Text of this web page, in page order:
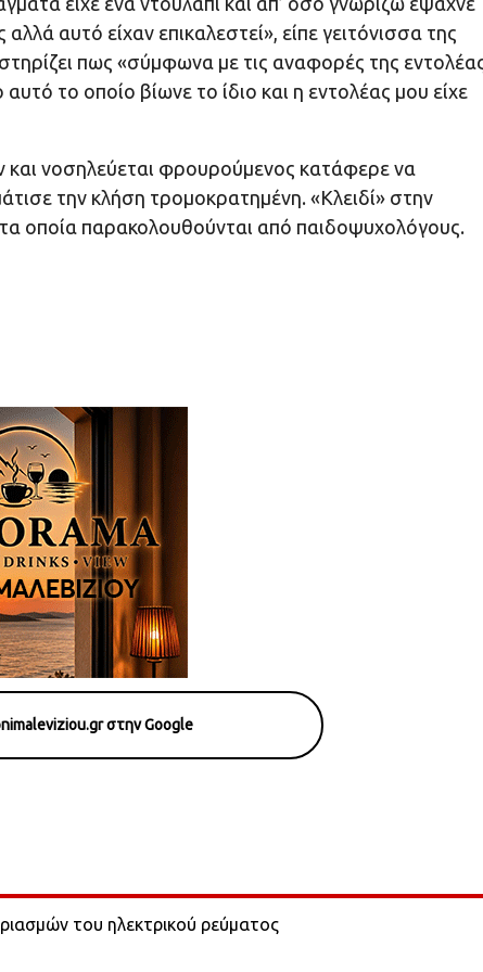
αυτό είχαν επικαλεστεί», είπε γειτόνισσα της
πως «σύμφωνα με τις αναφορές της
το οποίο βίωνε το ίδιο και η εντολέας μου είχε
και νοσηλεύεται φρουρούμενος κατάφερε να
την κλήση τρομοκρατημένη. «Κλειδί» στην
οποία παρακολουθούνται από παιδοψυχολόγους.
στην Google
του ηλεκτρικού ρεύματος